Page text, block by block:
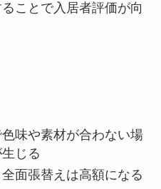
ことで入居者評価が向
味や素材が合わない場
じる
面張替えは高額になる